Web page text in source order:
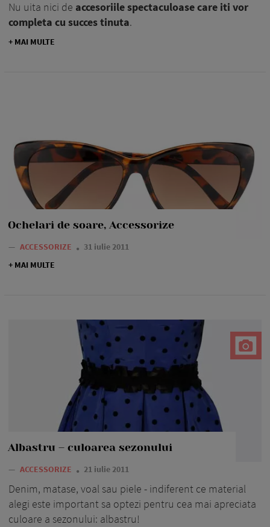
Nu uita nici de accesoriile spectaculoase care iti vor
completa cu succes tinuta.
+ MAI MULTE
Ochelari de soare, Accessorize
— ACCESSORIZE
31 iulie 2011
+ MAI MULTE
Albastru – culoarea sezonului
— ACCESSORIZE 21 iulie 2011
Denim, matase, voal sau piele - indiferent ce material
alegi este important sa optezi pentru cea mai apreciata
culoare a sezonului: albastru!